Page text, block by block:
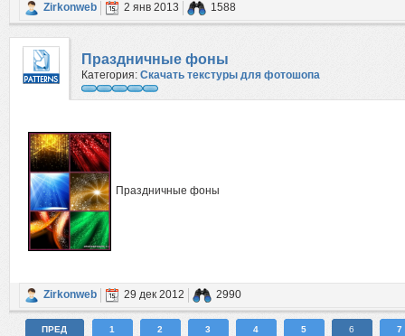
Zirkonweb 2 янв 2013 1588
Праздничные фоны
Категория: Скачать текстуры для фотошопа
Праздничные фоны
Zirkonweb 29 дек 2012 2990
ПРЕД 1 2 3 4 5 6 7